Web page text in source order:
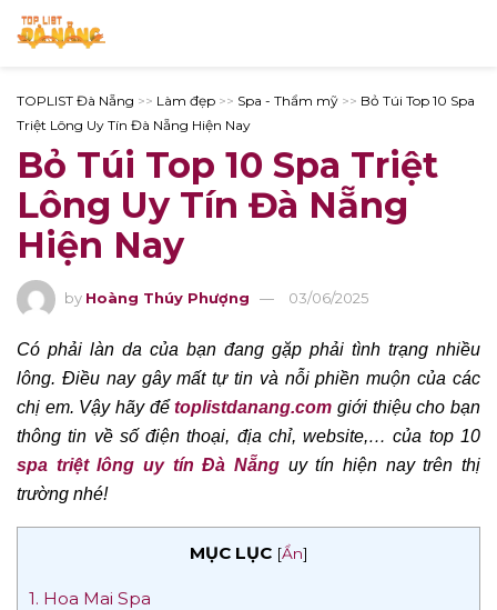
TOPLIST Đà Nẵng >> Làm đẹp >> Spa - Thẩm mỹ >> Bỏ Túi Top 10 Spa
Triệt Lông Uy Tín Đà Nẵng Hiện Nay
Bỏ Túi Top 10 Spa Triệt
Lông Uy Tín Đà Nẵng
Hiện Nay
by Hoàng Thúy Phượng 03/06/2025
Có phải làn da của bạn đang gặp phải tình trạng nhiều
lông. Điều nay gây mất tự tin và nỗi phiền muộn của các
chị em. Vậy hãy đểtoplistdanang.com giới thiệu cho bạn
thông tin về số điện thoại, địa chỉ, website,… của top 10
spa triệt lông uy tín Đà Nẵng uy tín hiện nay trên thị
trường nhé!
MỤC LỤC [Ẩn]
1. Hoa Mai Spa